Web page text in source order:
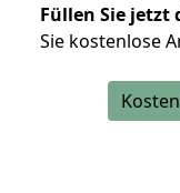
Füllen Sie jetzt
Sie kostenlose